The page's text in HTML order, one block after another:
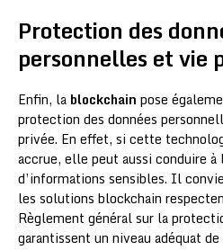
Protection des
personnelles et vie
Enfin, la blockchain pose
protection des données
privée. En effet, si cette
accrue, elle peut aussi conduire
d’informations sensibles. Il
les solutions blockchain
Règlement général sur la
garantissent un niveau adéquat